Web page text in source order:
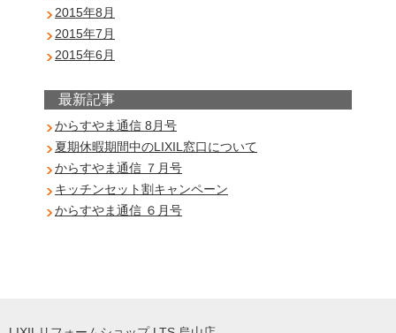
2015年8月
2015年7月
2015年6月
最新記事
からすやま通信 8月号
夏期休暇期間中のLIXIL窓口について
からすやま通信 ７月号
キッチンセット割キャンペーン
からすやま通信 ６月号